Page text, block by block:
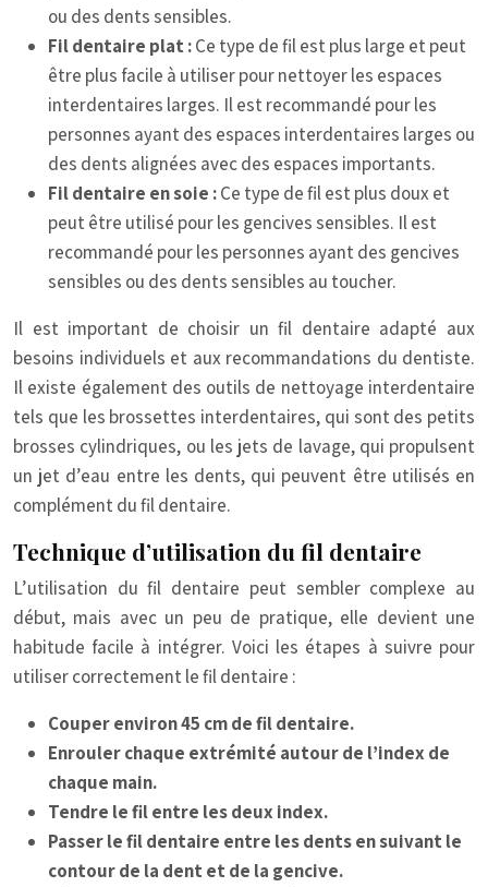
ou des dents sensibles.
Fil dentaire plat :Ce type de fil est plus large et peut
être plus facile à utiliser pour nettoyer les espaces
interdentaires larges. Il est recommandé pour les
personnes ayant des espaces interdentaires larges ou
des dents alignées avec des espaces importants.
Fil dentaire en soie :Ce type de fil est plus doux et
peut être utilisé pour les gencives sensibles. Il est
recommandé pour les personnes ayant des gencives
sensibles ou des dents sensibles au toucher.
Il est important de choisir un fil dentaire adapté aux
besoins individuels et aux recommandations du dentiste.
Il existe également des outils de nettoyage interdentaire
tels que les brossettes interdentaires, qui sont des petits
brosses cylindriques, ou les jets de lavage, qui propulsent
un jet d’eau entre les dents, qui peuvent être utilisés en
complément du fil dentaire.
Technique d’utilisation du fil dentaire
L’utilisation du fil dentaire peut sembler complexe au
début, mais avec un peu de pratique, elle devient une
habitude facile à intégrer. Voici les étapes à suivre pour
utiliser correctement le fil dentaire :
Couper environ 45 cm de fil dentaire.
Enrouler chaque extrémité autour de l’index de
chaque main.
Tendre le fil entre les deux index.
Passer le fil dentaire entre les dents en suivant le
contour de la dent et de la gencive.